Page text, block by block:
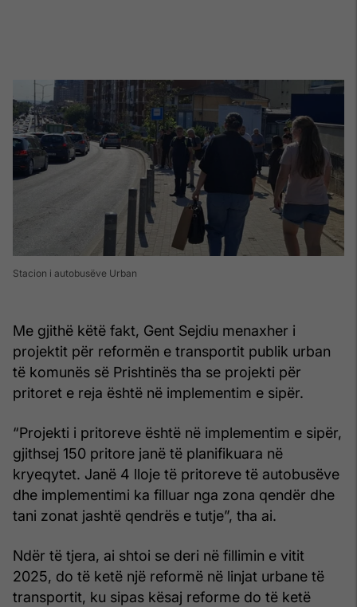
Stacion i autobusëve Urban
Me gjithë këtë fakt, Gent Sejdiu menaxher i
projektit për reformën e transportit publik urban
të komunës së Prishtinës tha se projekti për
pritoret e reja është në implementim e sipër.
“Projekti i pritoreve është në implementim e sipër,
gjithsej 150 pritore janë të planifikuara në
kryeqytet. Janë 4 lloje të pritoreve të autobusëve
dhe implementimi ka filluar nga zona qendër dhe
tani zonat jashtë qendrës e tutje”, tha ai.
Ndër të tjera, ai shtoi se deri në fillimin e vitit
2025, do të ketë një reformë në linjat urbane të
transportit, ku sipas kësaj reforme do të ketë